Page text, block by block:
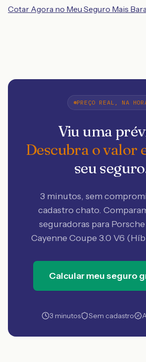
Cotar Agora no Meu Seguro Mais
PREÇO REAL, NA
Viu uma
Descubra o valor
seu
3 minutos, sem
cadastro chato.
seguradoras para
Cayenne Coupe 3.0 V6
Calcular meu seguro
3 minutos Sem cadastro